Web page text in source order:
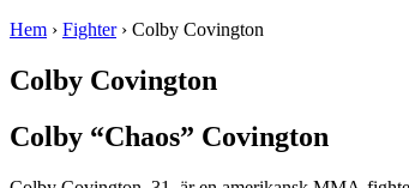
Hem › Fighter › Colby Covington
Colby Covington
Colby “Chaos” Covington